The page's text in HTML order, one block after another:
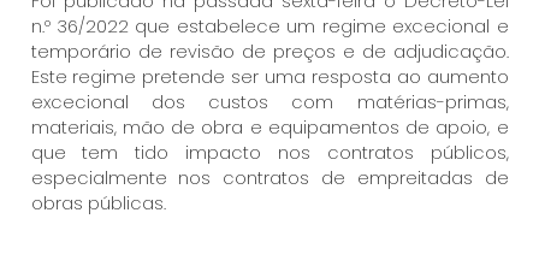
n.º 36/2022 que estabelece um regime excecional e
temporário de revisão de preços e de adjudicação.
Este regime pretende ser uma resposta ao aumento
excecional dos custos com matérias-primas,
materiais, mão de obra e equipamentos de apoio, e
que tem tido impacto nos contratos públicos,
especialmente nos contratos de empreitadas de
obras públicas.